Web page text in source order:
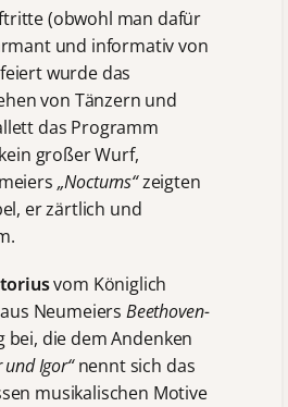
(obwohl man dafür
und informativ von
wurde das
von Tänzern und
das Programm
großer Wurf,
„Nocturns“zeigten
er zärtlich und
vom Königlich
Neumeiers Beethoven-
die dem Andenken
und Igor“nennt sich das
musikalischen Motive